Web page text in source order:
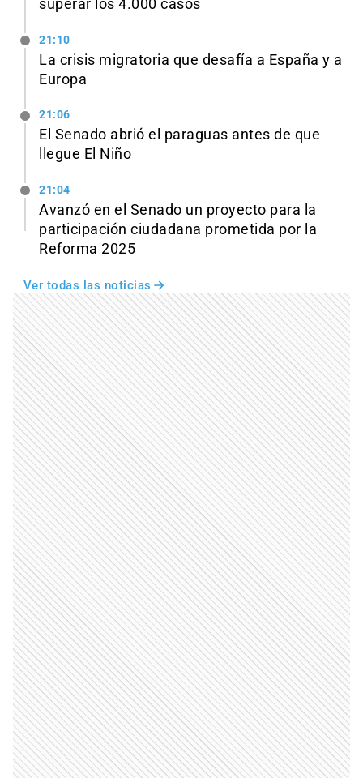
superar los 4.000 casos
21:10
La crisis migratoria que desafía a España y a
Europa
21:06
El Senado abrió el paraguas antes de que
llegue El Niño
21:04
Avanzó en el Senado un proyecto para la
participación ciudadana prometida por la
Reforma 2025
Ver todas las noticias